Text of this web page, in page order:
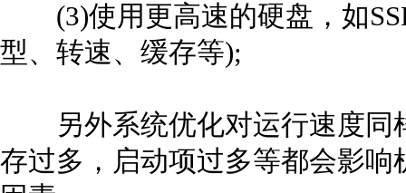
(3)使用更高速的硬盘，如
型、转速、缓存等);
另外系统优化对运行速度同
存过多，启动项过多等都会影